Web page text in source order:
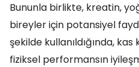
Bununla birlikte, kreatin,
bireyler için potansiyel
şekilde kullanıldığında,
fiziksel performansın